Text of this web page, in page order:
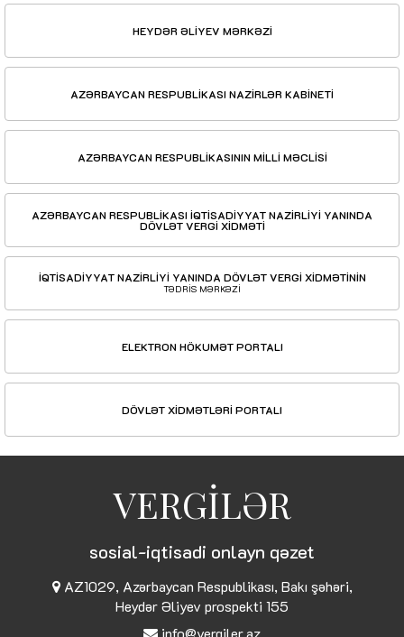
HEYDƏR ƏLİYEV MƏRKƏZİ
AZƏRBAYCAN RESPUBLİKASI NAZİRLƏR KABİNETİ
AZƏRBAYCAN RESPUBLİKASININ MİLLİ MƏCLİSİ
AZƏRBAYCAN RESPUBLİKASI İQTİSADİYYAT NAZİRLİYİ YANINDA
DÖVLƏT VERGİ XİDMƏTİ
İQTİSADİYYAT NAZİRLİYİ YANINDA DÖVLƏT VERGİ XİDMƏTİNİN
TƏDRİS MƏRKƏZİ
ELEKTRON HÖKUMƏT PORTALI
DÖVLƏT XİDMƏTLƏRİ PORTALI
VERGİLƏR
sosial-iqtisadi onlayn qəzet
AZ1029, Azərbaycan Respublikası, Bakı şəhəri,
Heydər Əliyev prospekti 155
info@vergiler.az